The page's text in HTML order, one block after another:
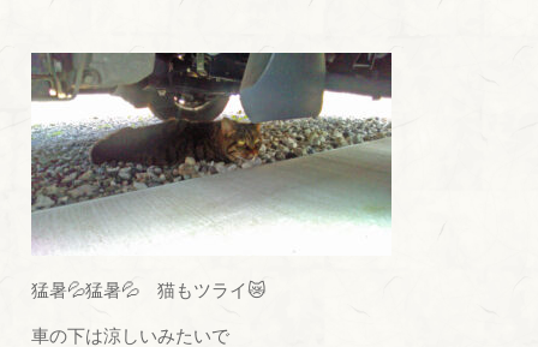
猛暑💦猛暑💦 猫もツライ😿
車の下は涼しいみたいで